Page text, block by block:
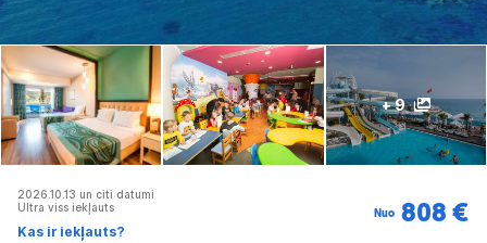
+ 9
2026.10.13 un citi datumi
Ultra viss iekļauts
Kas ir iekļauts?
Nuo 808 €